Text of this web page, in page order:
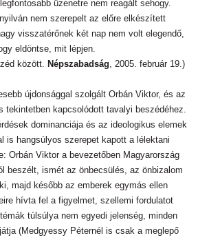
üzenetre nem reagált sehogy.
nem szerepelt az előre elkészített
visszatérőnek két nap nem volt elegendő,
eldöntse, mit lépjen.
között. Népszabadság, 2005. február 19.)
újdonsággal szolgált Orbán Viktor, és az
tekintetben kapcsolódott tavalyi beszédéhez.
dominanciája és az ideologikus elemek
is hangsúlyos szerepet kapott a lélektani
Orbán Viktor a bevezetőben Magyarország
beszélt, ismét az önbecsülés, az önbizalom
majd később az emberek egymás ellen
hívta fel a figyelmet, szellemi fordulatot
túlsúlya nem egyedi jelenség, minden
(Medgyessy Péternél is csak a meglepő